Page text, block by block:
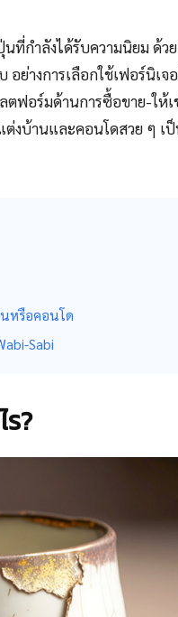
ที่กำลังได้รับความนิยม ด้วย
ย่างการเลือกใช้เฟอร์นิเจ
ตฟอร์มด้านการซื้อขาย-ให้เ
งบ้านและคอนโดสวย ๆ เ
นหรือคอนโด
Sabi
?